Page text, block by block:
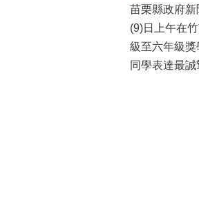
苗栗縣政府新聞稿115/8/9
(9)日上午在
級至六年級